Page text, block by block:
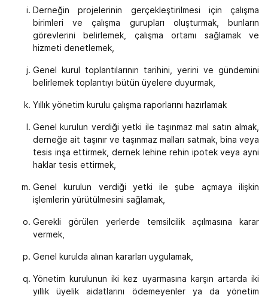
Derneğin projelerinin gerçekleştirilmesi için çalışma
birimleri ve çalışma gurupları oluşturmak, bunların
görevlerini belirlemek, çalışma ortamı sağlamak ve
hizmeti denetlemek,
Genel kurul toplantılarının tarihini, yerini ve gündemini
belirlemek toplantıyı bütün üyelere duyurmak,
Yıllık yönetim kurulu çalışma raporlarını hazırlamak
Genel kurulun verdiği yetki ile taşınmaz mal satın almak,
derneğe ait taşınır ve taşınmaz malları satmak, bina veya
tesis inşa ettirmek, dernek lehine rehin ipotek veya ayni
haklar tesis ettirmek,
Genel kurulun verdiği yetki ile şube açmaya ilişkin
işlemlerin yürütülmesini sağlamak,
Gerekli görülen yerlerde temsilcilik açılmasına karar
vermek,
Genel kurulda alınan kararları uygulamak,
Yönetim kurulunun iki kez uyarmasına karşın artarda iki
yıllık üyelik aidatlarını ödemeyenler ya da yönetim